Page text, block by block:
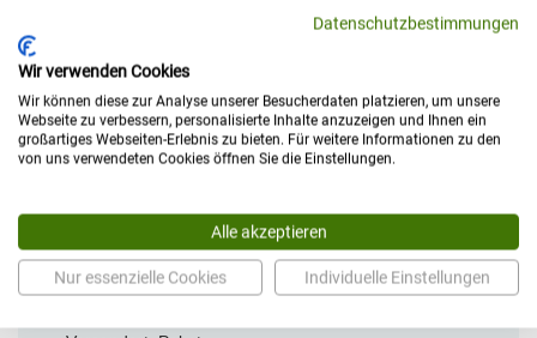
Der Beschäftigungstisch ist
ausschließlich für die genannten Dewert-Hauptprodukte
vorgesehen. Bitte wählen Sie die Ausführung passend zu Ihrem
vorhandenen Stehbrett beziehungsweise Kipptisch.
Allgemein
Herstellerportrait:K.H. Dewert
Datenschutzbestimmungen
Wir verwenden Cookies
Wir können diese zur Analyse unserer Besucherdaten platzieren, um unsere
Webseite zu verbessern, personalisierte Inhalte anzuzeigen und Ihnen ein
großartiges Webseiten-Erlebnis zu bieten. Für weitere Informationen zu den
von uns verwendeten Cookies öffnen Sie die Einstellungen.
Alle akzeptieren
Nur essenzielle Cookies Individuelle Einstellungen